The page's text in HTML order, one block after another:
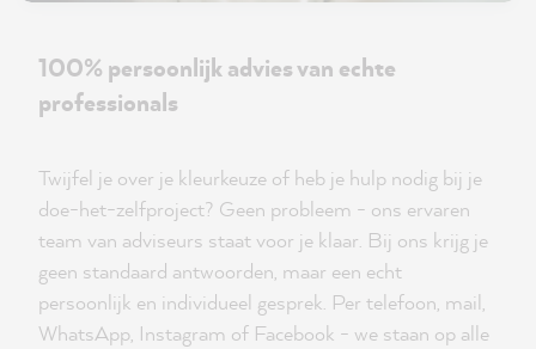
100% persoonlijk advies van echte
professionals
Twijfel je over je kleurkeuze of heb je hulp nodig bij je
doe-het-zelfproject? Geen probleem - ons ervaren
team van adviseurs staat voor je klaar. Bij ons krijg je
geen standaard antwoorden, maar een echt
persoonlijk en individueel gesprek. Per telefoon, mail,
WhatsApp, Instagram of Facebook - we staan op alle